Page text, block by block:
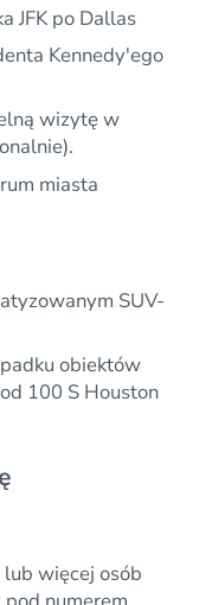
JFK po Dallas
Kennedy'ego
wizytę w
miasta
SUV-
obiektów
100 S Houston
lub więcej osób